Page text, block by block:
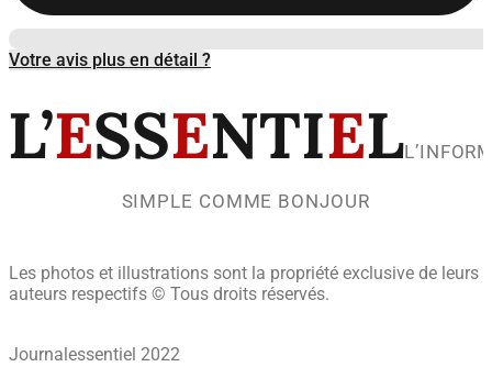
Votre avis plus en détail ?
L’ESSENTIEL
SIMPLE COMME BONJOUR
Les photos et illustrations sont la propriété exclusive de leurs
auteurs respectifs © Tous droits réservés.
Journalessentiel 2022